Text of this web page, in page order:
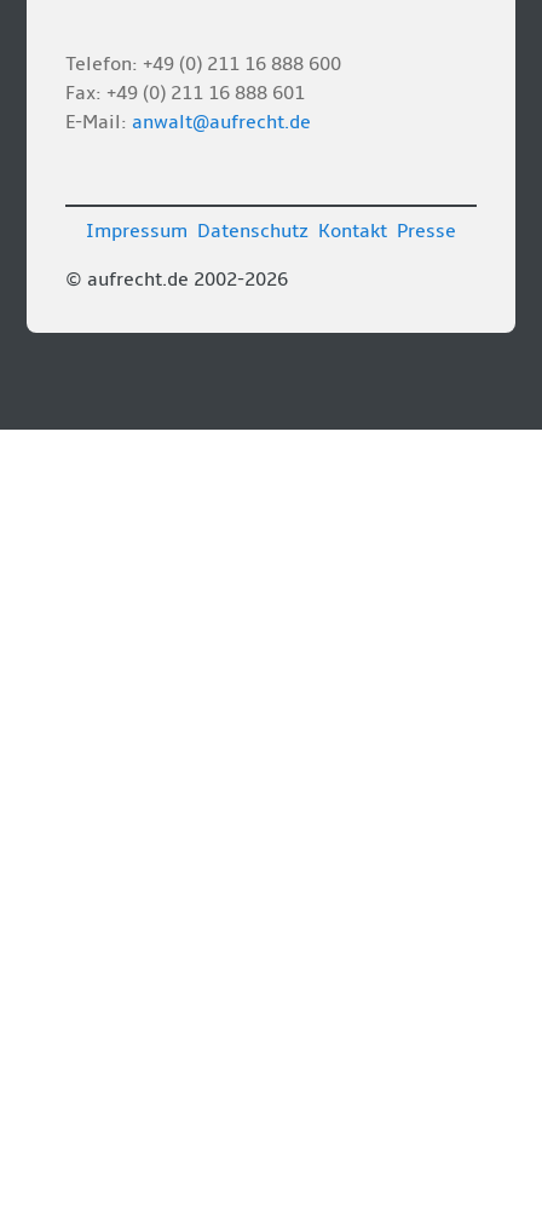
Telefon: +49 (0) 211 16 888 600
Fax: +49 (0) 211 16 888 601
E-Mail:anwalt@aufrecht.de
© aufrecht.de 2002-2026
Impressum Datenschutz Kontakt Presse